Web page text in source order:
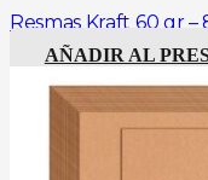
Resmas Kraft 60 gr –
AÑADIR AL